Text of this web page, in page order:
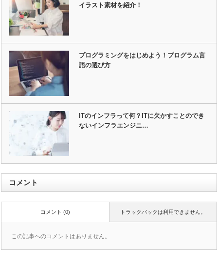
イラスト素材を紹介！
プログラミングをはじめよう！プログラム言
語の選び方
ITのインフラって何？ITに欠かすことのでき
ないインフラエンジニ…
コメント
トラックバックは利用できません。
コメント (0)
この記事へのコメントはありません。